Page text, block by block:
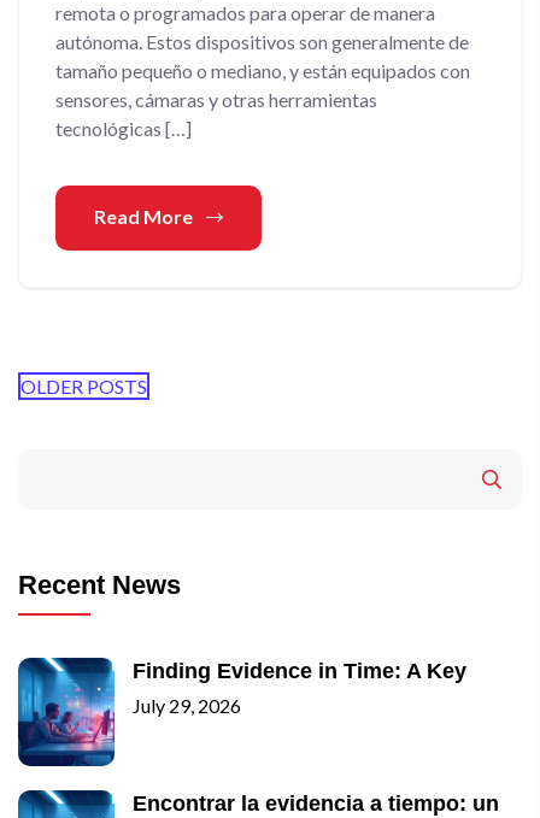
remota o programados para operar de manera
autónoma. Estos dispositivos son generalmente de
tamaño pequeño o mediano, y están equipados con
sensores, cámaras y otras herramientas
tecnológicas […]
Read More
OLDER POSTS
Recent News
Finding Evidence in Time: A Key
July 29, 2026
Encontrar la evidencia a tiempo: un